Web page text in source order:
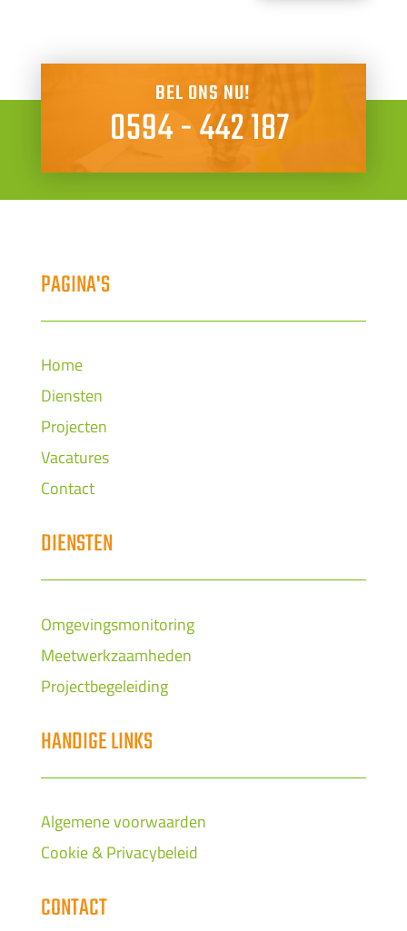
BEL ONS NU!
0594 - 442 187
PAGINA'S
Home
Diensten
Projecten
Vacatures
Contact
DIENSTEN
Omgevingsmonitoring
Meetwerkzaamheden
Projectbegeleiding
HANDIGE LINKS
Algemene voorwaarden
Cookie & Privacybeleid
CONTACT